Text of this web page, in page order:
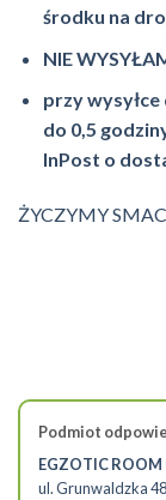
środku na
NIE
przy
do 0,5
InPost o
ŻYCZYMY
Podmiot
EGZOTIC
ul. Grunwaldzka